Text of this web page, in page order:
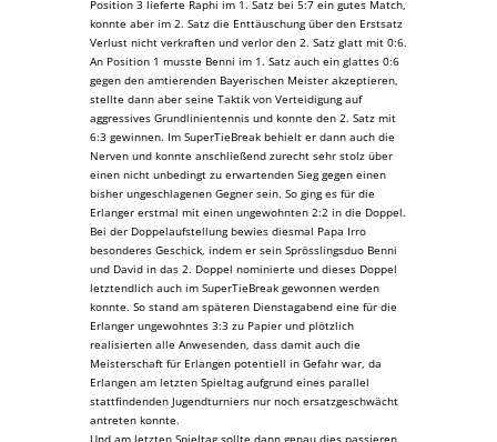
Position 3 lieferte Raphi im 1. Satz bei 5:7 ein gutes Match,
konnte aber im 2. Satz die Enttäuschung über den Erstsatz
Verlust nicht verkraften und verlor den 2. Satz glatt mit 0:6.
An Position 1 musste Benni im 1. Satz auch ein glattes 0:6
gegen den amtierenden Bayerischen Meister akzeptieren,
stellte dann aber seine Taktik von Verteidigung auf
aggressives Grundlinientennis und konnte den 2. Satz mit
6:3 gewinnen. Im SuperTieBreak behielt er dann auch die
Nerven und konnte anschließend zurecht sehr stolz über
einen nicht unbedingt zu erwartenden Sieg gegen einen
bisher ungeschlagenen Gegner sein. So ging es für die
Erlanger erstmal mit einen ungewohnten 2:2 in die Doppel.
Bei der Doppelaufstellung bewies diesmal Papa Irro
besonderes Geschick, indem er sein Sprösslingsduo Benni
und David in das 2. Doppel nominierte und dieses Doppel
letztendlich auch im SuperTieBreak gewonnen werden
konnte. So stand am späteren Dienstagabend eine für die
Erlanger ungewohntes 3:3 zu Papier und plötzlich
realisierten alle Anwesenden, dass damit auch die
Meisterschaft für Erlangen potentiell in Gefahr war, da
Erlangen am letzten Spieltag aufgrund eines parallel
stattfindenden Jugendturniers nur noch ersatzgeschwächt
antreten konnte.
Und am letzten Spieltag sollte dann genau dies passieren.